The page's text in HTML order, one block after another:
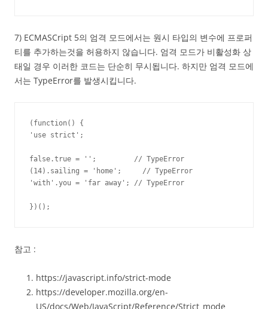
7) ECMASCript 5의 엄격 모드에서는 원시 타입의 변수에 프로퍼
티를 추가하는것을 허용하지 않습니다. 엄격 모드가 비활성화 상
태일 경우 이러한 코드는 단순히 무시됩니다. 하지만 엄격 모드에
서는 TypeError를 발생시킵니다.
(function() {
'use strict';
false.true = '';         // TypeError
(14).sailing = 'home';     // TypeError
'with'.you = 'far away'; // TypeError
})();
참고 :
https://javascript.info/strict-mode
https://developer.mozilla.org/en-
US/docs/Web/JavaScript/Reference/Strict_mode